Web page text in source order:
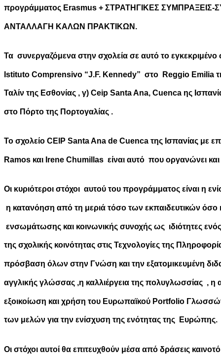
προγράμματος Erasmus + ΣΤΡΑΤΗΓΙΚΕΣ
ΑΝΤΑΛΛΑΓΗ ΚΑΛΩΝ ΠΡΑΚΤΙΚΩΝ.
Τα συνεργαζόμενα στην σχολεία σε αυτό το εγκεκριμένο
Istituto Comprensivo “J.F. Kennedy” στο Reggio Emilia
Ταλίν της Εσθονίας , γ) Ceip Santa Ana, Cuenca ης
στο Πόρτο της Πορτογαλίας .
Το σχολείο CEIP Santa Ana de Cuenca της Ισπανίας με
Ramos και Irene Chumillas είναι αυτό που οργανώνει και
Οι κυριότεροι στόχοι αυτού του προγράμματος είναι η
η κατανόηση από τη μεριά τόσο των εκπαιδευτικών
ενσωμάτωσης και κοινωνικής συνοχής ως ιδιότητες
της σχολικής κοινότητας στις Τεχνολογίες της
πρόσβαση όλων στην Γνώση και την εξατομικευμένη
αγγλικής γλώσσας ,η καλλιέργεια της πολυγλωσσίας , η
εξοικοίωση και χρήση του Ευρωπαϊκού Portfolio
των μελών για την ενίσχυση της ενότητας της Ευρώπης.
Οι στόχοι αυτοί θα επιτευχθούν μέσα από δράσεις